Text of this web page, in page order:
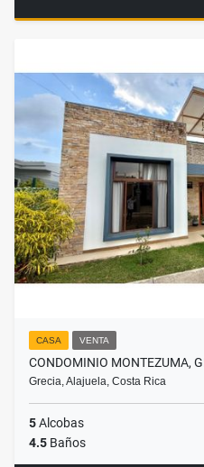
CASA VENTA
CONDOMINIO MONTEZUMA,
Grecia, Alajuela, Costa Rica
5Alcobas
4.5 Baños